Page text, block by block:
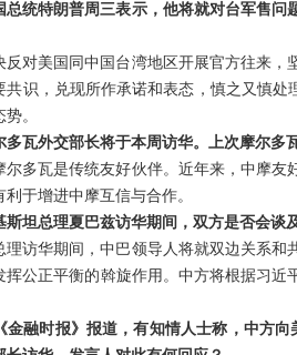
总统特朗普周三表示，他将就对台军售
反对美国同中国台湾地区开展官方往来
共识，兑现所作承诺和表态，慎之又慎
。
多瓦外交部长将于本周访华。上次摩尔多
尔多瓦是传统友好伙伴。近年来，中摩
于增进中摩互信与合作。
斯坦总理夏巴兹访华期间，双方是否会谈
理访华期间，中巴领导人将就双边关系
挥公正平衡的斡旋作用。中方将根据习
金融时报》报道，有知情人士称，中方